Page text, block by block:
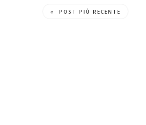
POST PIÙ RECENTE